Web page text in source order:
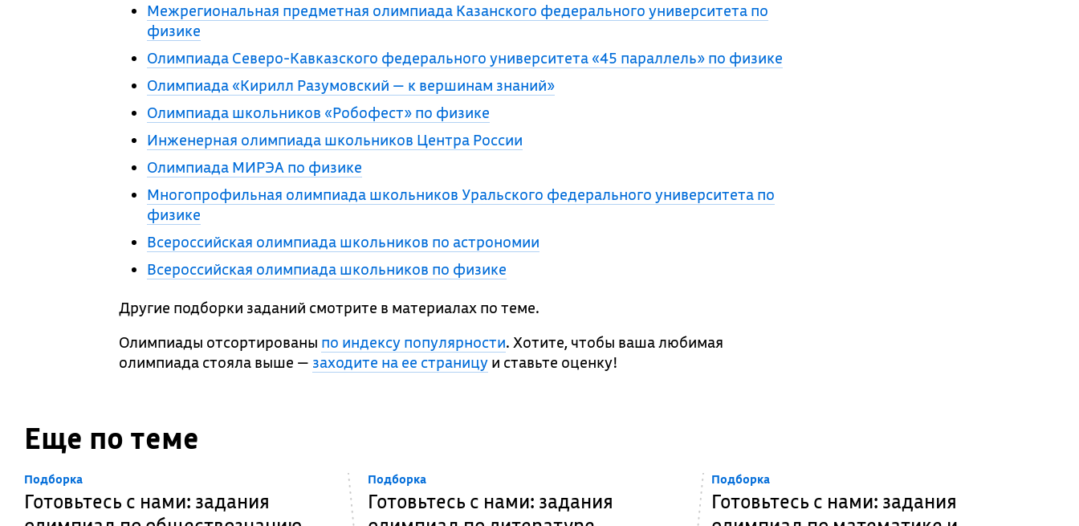
Межрегиональная предметная олимпиада Казанского федерального университета по
физике
Олимпиада Северо-Кавказского федерального университета «45 параллель» по физике
Олимпиада «Кирилл Разумовский — к вершинам знаний»
Олимпиада школьников «Робофест» по физике
Инженерная олимпиада школьников Центра России
Олимпиада МИРЭА по физике
Многопрофильная олимпиада школьников Уральского федерального университета по
физике
Всероссийская олимпиада школьников по астрономии
Всероссийская олимпиада школьников по физике
Другие подборки заданий смотрите в материалах по теме.
Олимпиады отсортированы по индексу популярности. Хотите, чтобы ваша любимая
олимпиада стояла выше — заходите на ее страницуи ставьте оценку!
Еще по теме
Подборка
Готовьтесь с нами: задания
Подборка
Готовьтесь с нами: задания
Подборка
Готовьтесь с нами: задания